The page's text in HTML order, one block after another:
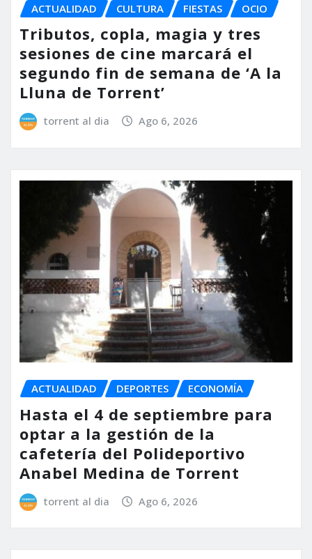
ACTUALIDAD CULTURA FIESTAS OCIO
Tributos, copla, magia y tres
sesiones de cine marcará el
segundo fin de semana de ‘A la
Lluna de Torrent’
torrent al dia Ago 6, 2026
ACTUALIDAD DEPORTES ECONOMÍA
Hasta el 4 de septiembre para
optar a la gestión de la
cafetería del Polideportivo
Anabel Medina de Torrent
torrent al dia Ago 6, 2026